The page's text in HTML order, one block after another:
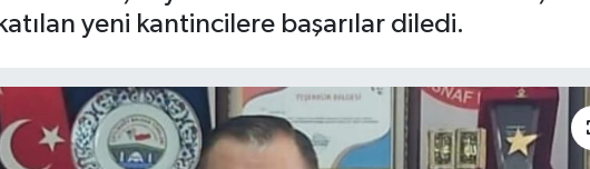
yeni kantincilere başarılar diledi.